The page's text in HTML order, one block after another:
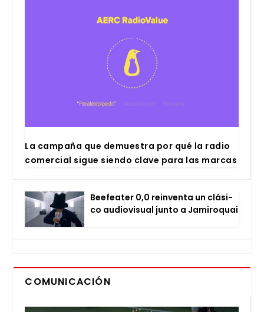
La cam­pa­ña que demues­tra por qué la radio
comer­cial sigue sien­do cla­ve para las mar­cas
Bee­fea­ter 0,0 rein­ven­ta un clá­si­
co audio­vi­sual jun­to a Jami­ro­quai
COMUNICACIÓN